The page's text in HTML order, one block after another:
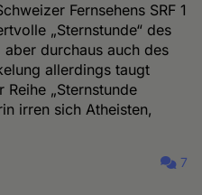
Fernsehens SRF 1
„Sternstunde“ des
durchaus auch des
allerdings taugt
„Sternstunde
irren sich Atheisten,
7